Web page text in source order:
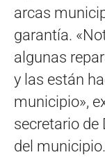
arcas
garantía.
algunas
y las están
municipio»,
secretario de
del municipio.